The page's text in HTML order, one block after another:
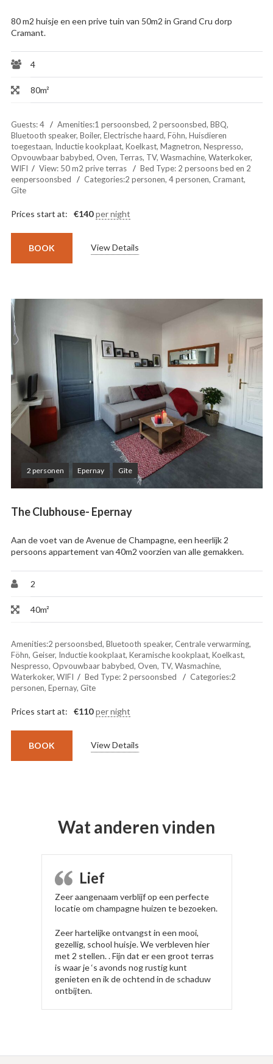
80 m2 huisje en een prive tuin van 50m2 in Grand Cru dorp
Cramant.
4
80m²
Guests:4 Amenities:1 persoonsbed, 2 persoonsbed,BBQ,
Bluetooth speaker, Boiler, Electrische haard, Föhn, Huisdieren
toegestaan, Inductie kookplaat, Koelkast, Magnetron, Nespresso,
Opvouwbaar babybed, Oven, Terras, TV, Wasmachine, Waterkoker,
WIFI
View: 50 m2 prive terras Bed Type: 2 persoons bed en 2
eenpersoonsbed
Categories:2 personen,4 personen,Cramant,
Gîte
Prices start at: €140 per night
View Details
BOOK
2 personen Epernay Gîte
The Clubhouse- Epernay
Aan de voet van de Avenue de Champagne, een heerlijk 2
persoons appartement van 40m2 voorzien van alle gemakken.
2
40m²
Amenities:2 persoonsbed, Bluetooth speaker, Centrale verwarming,
Föhn, Geiser, Inductie kookplaat, Keramische kookplaat, Koelkast,
Nespresso, Opvouwbaar babybed, Oven, TV, Wasmachine,
Waterkoker, WIFI Bed Type: 2 persoonsbed Categories:2
personen, Epernay, Gîte
Prices start at: €110 per night
View Details
BOOK
Wat anderen vinden
Lief
Zeer aangenaam verblijf op een perfecte
locatie om champagne huizen te bezoeken.
Zeer hartelijke ontvangst in een mooi,
gezellig, school huisje. We verbleven hier
met 2 stellen. . Fijn dat er een groot terras
is waar je ‘s avonds nog rustig kunt
genieten en ik de ochtend in de schaduw
ontbijten.